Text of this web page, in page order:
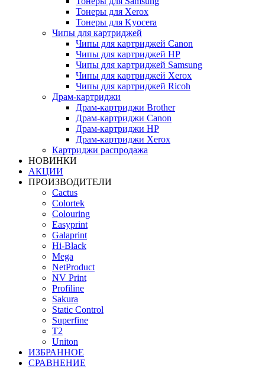
Тонеры для Xerox
Тонеры для Kyocera
Чипы для картриджей
Чипы для картриджей Canon
Чипы для картриджей HP
Чипы для картриджей Samsung
Чипы для картриджей Xerox
Чипы для картриджей Ricoh
Драм-картриджи
Драм-картриджи Brother
Драм-картриджи Canon
Драм-картриджи HP
Драм-картриджи Xerox
Картриджи распродажа
НОВИНКИ
АКЦИИ
ПРОИЗВОДИТЕЛИ
Cactus
Colortek
Colouring
Easyprint
Galaprint
Hi-Black
Mega
NetProduct
NV Print
Profiline
Sakura
Static Control
Superfine
T2
Uniton
ИЗБРАННОЕ
СРАВНЕНИЕ